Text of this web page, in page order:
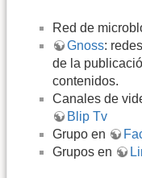
Red de
Gnoss:
de la
contenidos.
Canales de
Blip Tv
Grupo en
Grupos en